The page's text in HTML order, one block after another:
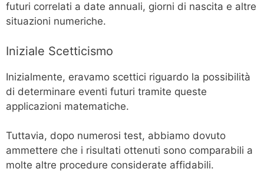
futuri correlati a date annuali, giorni di nascita e altre
situazioni numeriche.
Iniziale Scetticismo
Inizialmente, eravamo scettici riguardo la possibilità
di determinare eventi futuri tramite queste
applicazioni matematiche.
Tuttavia, dopo numerosi test, abbiamo dovuto
ammettere che i risultati ottenuti sono comparabili a
molte altre procedure considerate affidabili.